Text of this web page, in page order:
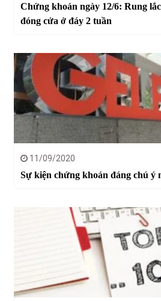
Chứng khoán ngày 12/6: Rung
đóng cửa ở đáy 2 tuần
11/09/2020
Sự kiện chứng khoán đáng chú ý